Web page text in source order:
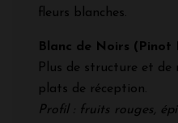
fleurs blanches.
Blanc de Noirs
Plus de structure et de
plats de réception.
Profil : fruits rouges,